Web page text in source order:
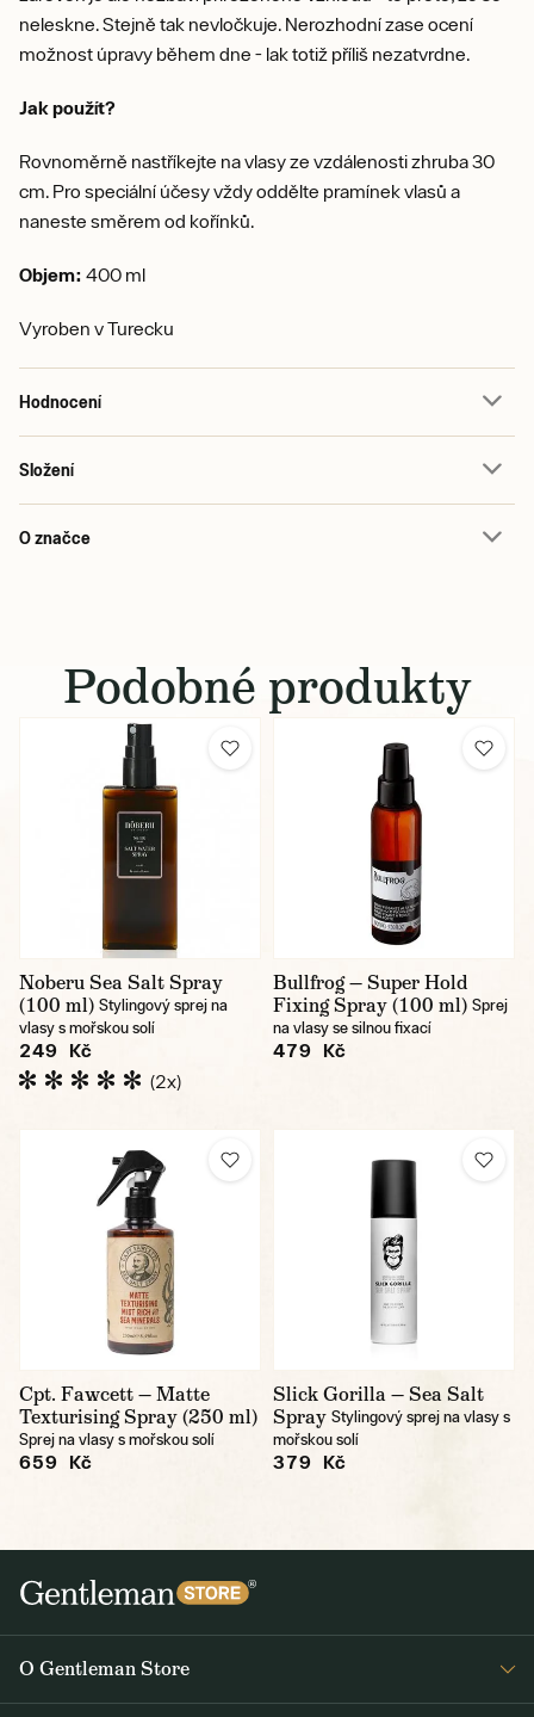
neleskne. Stejně tak nevločkuje. Nerozhodní zase ocení
možnost úpravy během dne - lak totiž příliš nezatvrdne.
Jak použít?
Rovnoměrně nastříkejte na vlasy ze vzdálenosti zhruba 30
cm. Pro speciální účesy vždy oddělte pramínek vlasů a
naneste směrem od kořínků.
Objem: 400 ml
Vyroben v Turecku
Hodnocení
Složení
O značce
Podobné produkty
Noberu Sea Salt Spray
(100 ml) Stylingový sprej na
vlasy s mořskou solí
249 Kč
(2x)
Bullfrog — Super Hold
Fixing Spray (100 ml) Sprej
na vlasy se silnou fixací
479 Kč
Cpt. Fawcett — Matte
Texturising Spray (250 ml)
Sprej na vlasy s mořskou solí
659 Kč
Slick Gorilla — Sea Salt
Spray Stylingový sprej na vlasy s
mořskou solí
379 Kč
O Gentleman Store